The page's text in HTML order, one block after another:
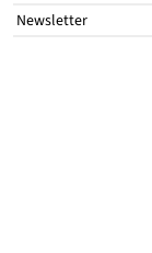
Newsletter